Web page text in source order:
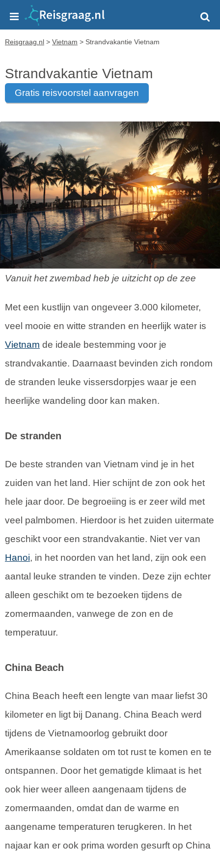
Reisgraag.nl > Vietnam > Strandvakantie Vietnam
Strandvakantie Vietnam
gratis reisvoorstel aanvragen
Vanuit het zwembad heb je uitzicht op de zee
Met een kustlijn van ongeveer 3.000 kilometer,
veel mooie en witte stranden en heerlijk water is
Vietnam de ideale bestemming voor je
strandvakantie. Daarnaast bevinden zich rondom
de stranden leuke vissersdorpjes waar je een
heerlijke wandeling door kan maken.
De stranden
De beste stranden van Vietnam vind je in het
zuiden van het land. Hier schijnt de zon ook het
hele jaar door. De begroeiing is er zeer wild met
veel palmbomen. Hierdoor is het zuiden uitermate
geschikt voor een strandvakantie. Niet ver van
Hanoi, in het noorden van het land, zijn ook een
aantal leuke stranden te vinden. Deze zijn echter
alleen geschikt om te bezoeken tijdens de
zomermaanden, vanwege de zon en de
temperatuur.
China Beach
China Beach heeft een lengte van maar liefst 30
kilometer en ligt bij Danang. China Beach werd
tijdens de Vietnamoorlog gebruikt door
Amerikaanse soldaten om tot rust te komen en te
ontspannen. Door het gematigde klimaat is het
ook hier weer alleen aangenaam tijdens de
zomermaanden, omdat dan de warme en
aangename temperaturen terugkeren. In het
najaar kan er ook prima worden gesurft op China